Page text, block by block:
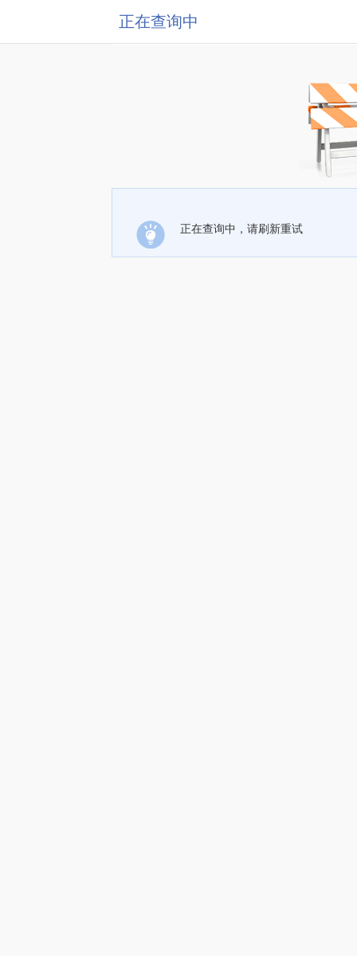
正在查询中
正在查询中，请刷新重试